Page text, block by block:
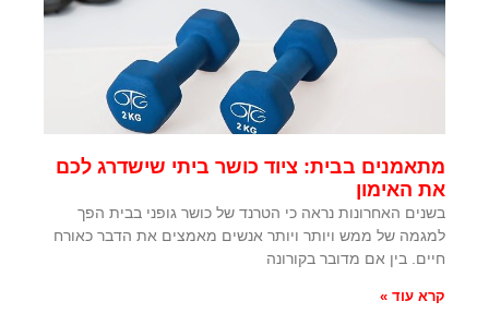
מתאמנים בבית: ציוד כושר ביתי שישדרג לכם
את האימון
בשנים האחרונות נראה כי הטרנד של כושר גופני בבית הפך
למגמה של ממש ויותר ויותר אנשים מאמצים את הדבר כאורח
חיים. בין אם מדובר בקורונה
קרא עוד »